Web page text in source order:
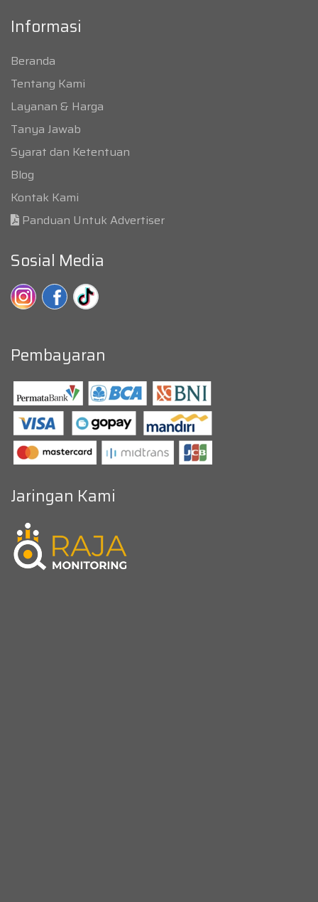
Informasi
Beranda
Tentang Kami
Layanan & Harga
Tanya Jawab
Syarat dan Ketentuan
Blog
Kontak Kami
Panduan Untuk Advertiser
Sosial Media
Pembayaran
Jaringan Kami